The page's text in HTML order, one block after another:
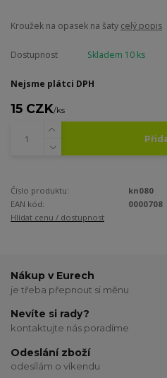
Kroužek na opasek na šaty celý popis
Dostupnost Skladem 10 ks
Nejsme plátci DPH
15 CZK/ks
Číslo produktu:
kn080
EAN kód:
0000708
Hlídat cenu / dostupnost
Nákup v Eurech
je třeba přepnout si měnu
Nevíte si rady?
kontaktujte nás poradíme
Odeslání zboží
odesílám o víkendu